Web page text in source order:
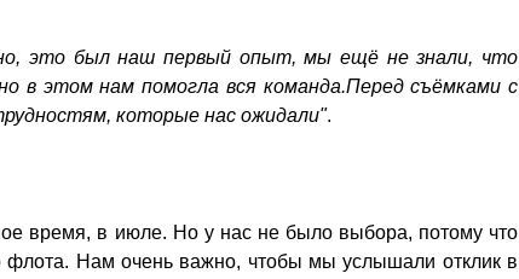
это был наш первый опыт, мы ещё не знали, что
в этом нам помогла вся команда.Перед съёмками с
которые нас ожидали".
время, в июле. Но у нас не было выбора, потому что
Нам очень важно, чтобы мы услышали отклик в